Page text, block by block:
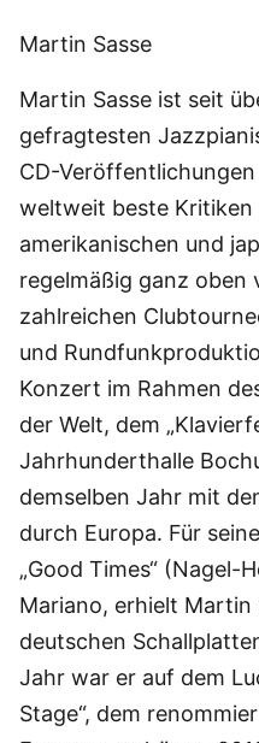
Martin Sasse
Martin Sasse ist seit
gefragtesten
CD-
weltweit beste Kritiken
amerikanischen und
regelmäßig ganz oben
zahlreichen
und
Konzert im Rahmen
der Welt, dem
Jahrhunderthalle
demselben Jahr mit
durch Europa. Für
„Good Times“ (Nagel-
Mariano, erhielt Martin
deutschen
Jahr war er auf dem
Stage“, dem